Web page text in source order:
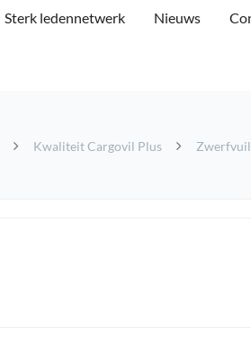
Sterk ledennetwerk Nieuws
Kwaliteit Cargovil Plus